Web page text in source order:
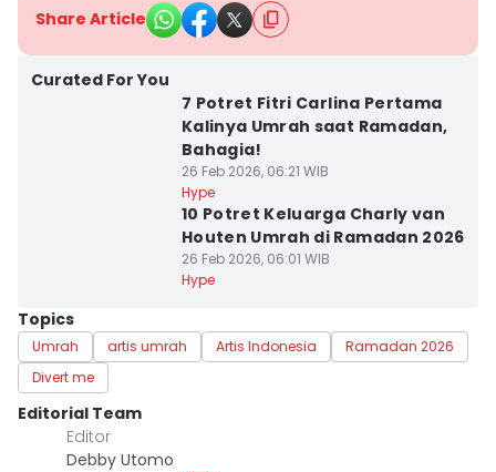
Share Article
Curated For You
7 Potret Fitri Carlina Pertama
Kalinya Umrah saat Ramadan,
Bahagia!
26 Feb 2026, 06:21 WIB
Hype
10 Potret Keluarga Charly van
Houten Umrah di Ramadan 2026
26 Feb 2026, 06:01 WIB
Hype
Topics
Umrah artis umrah Artis Indonesia
Ramadan 2026
Divert me
Editorial Team
Editor
Debby Utomo